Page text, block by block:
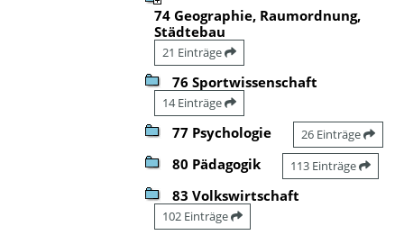
74 Geographie, Raumordnung,
Städtebau
21 Einträge
76 Sportwissenschaft
14 Einträge
77 Psychologie 26 Einträge
80 Pädagogik 113 Einträge
83 Volkswirtschaft
102 Einträge